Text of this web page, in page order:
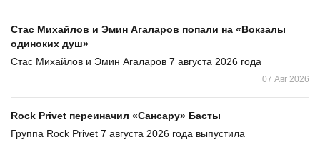
Стас Михайлов и Эмин Агаларов попали на «Вокзалы
одиноких душ»
Стас Михайлов и Эмин Агаларов 7 августа 2026 года
07 Авг 2026
Rock Privet переиначил «Сансару» Басты
Группа Rock Privet 7 августа 2026 года выпустила